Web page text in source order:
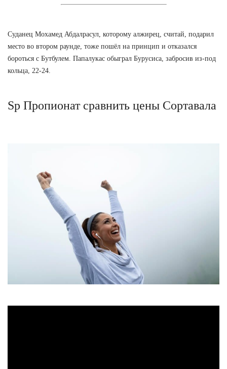
Суданец Мохамед Абдалрасул, которому алжирец, считай, подарил
место во втором раунде, тоже пошёл на принцип и отказался
бороться с Бутбулем. Папалукас обыграл Бурусиса, забросив из-под
кольца, 22-24.
Sp Пропионат сравнить цены Сортавала